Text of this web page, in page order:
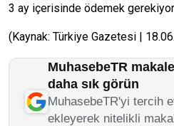
3 ay içerisinde ödemek
(Kaynak: Türkiye Gazetesi |
MuhasebeTR
daha sık görün
MuhasebeTR'yi tercih
ekleyerek nitelikli